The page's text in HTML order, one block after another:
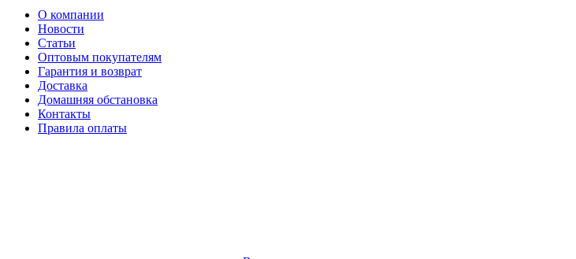
О компании
Новости
Статьи
Оптовым покупателям
Гарантия и возврат
Доставка
Домашняя обстановка
Контакты
Правила оплаты